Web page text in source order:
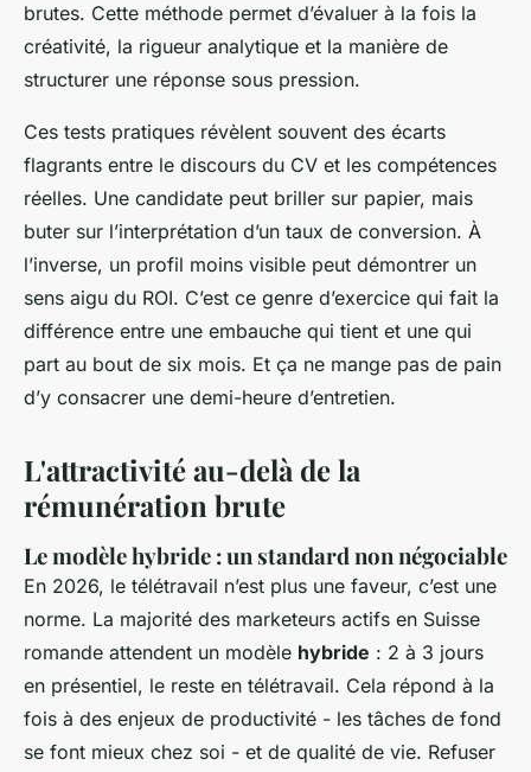
brutes. Cette méthode permet d’évaluer à la fois la
créativité, la rigueur analytique et la manière de
structurer une réponse sous pression.
Ces tests pratiques révèlent souvent des écarts
flagrants entre le discours du CV et les compétences
réelles. Une candidate peut briller sur papier, mais
buter sur l’interprétation d’un taux de conversion. À
l’inverse, un profil moins visible peut démontrer un
sens aigu du ROI. C’est ce genre d’exercice qui fait la
différence entre une embauche qui tient et une qui
part au bout de six mois. Et ça ne mange pas de pain
d’y consacrer une demi-heure d’entretien.
L'attractivité au-delà de la
rémunération brute
Le modèle hybride : un standard non négociable
En 2026, le télétravail n’est plus une faveur, c’est une
norme. La majorité des marketeurs actifs en Suisse
romande attendent un modèle hybride : 2 à 3 jours
en présentiel, le reste en télétravail. Cela répond à la
fois à des enjeux de productivité - les tâches de fond
se font mieux chez soi - et de qualité de vie. Refuser